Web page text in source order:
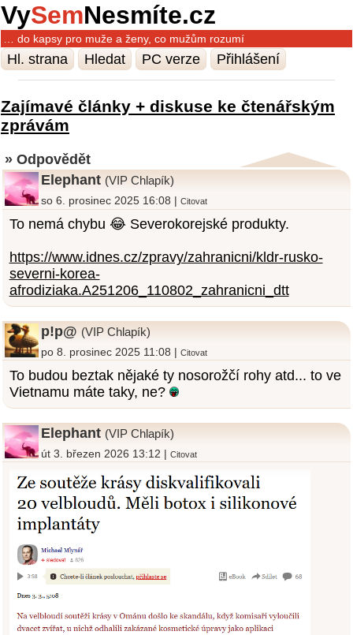
VySemNesmíte.cz
… do kapsy pro muže a ženy, co mužům rozumí
Hl. strana Hledat PC verze Přihlášení
Zajímavé články + diskuse ke čtenářským
zprávám
» Odpovědět
Elephant (VIP Chlapík)
so 6. prosinec 2025 16:08 |Citovat
To nemá chybu 😂 Severokorejské produkty.
https://www.idnes.cz/zpravy/zahranicni/kldr-rusko-
severni-korea-
afrodiziaka.A251206_110802_zahranicni_dtt
p!p@ (VIP Chlapík)
po 8. prosinec 2025 11:08 |Citovat
To budou beztak nějaké ty nosorožčí rohy atd... to ve
Vietnamu máte taky, ne?
Elephant (VIP Chlapík)
út 3. březen 2026 13:12 |Citovat